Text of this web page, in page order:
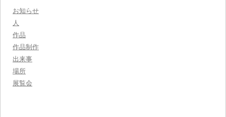
お知らせ
人
作品
作品制作
出来事
場所
展覧会